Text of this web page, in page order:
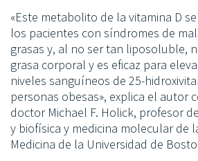
«Este metabolito de la vitamina D
los pacientes con síndromes de
grasas y, al no ser tan liposoluble,
grasa corporal y es eficaz para
niveles sanguíneos de 25-
personas obesas», explica el autor
doctor Michael F. Holick, profesor
y biofísica y medicina molecular de
Medicina de la Universidad de